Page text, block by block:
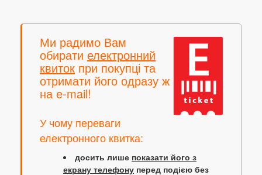
Ми радимо Вам
обирати електронний
квиток при покупці та
отримати його одразу ж
на e-mail!
У чому переваги
електронного квитка:
досить лише показати його з
екрану телефону перед подією без